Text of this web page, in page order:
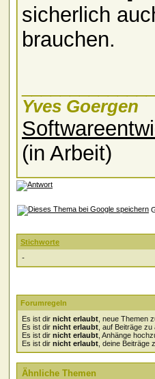
sicherlich
brauchen.
Yves Goergen
(in Arbeit)
Stichworte
-
Forumregeln
Es ist dir nicht erlaubt , neue Themen
Es ist dir nicht erlaubt , auf Beiträge zu
Es ist dir nicht erlaubt , Anhänge
Es ist dir nicht erlaubt , deine Beiträge
Ähnliche Themen